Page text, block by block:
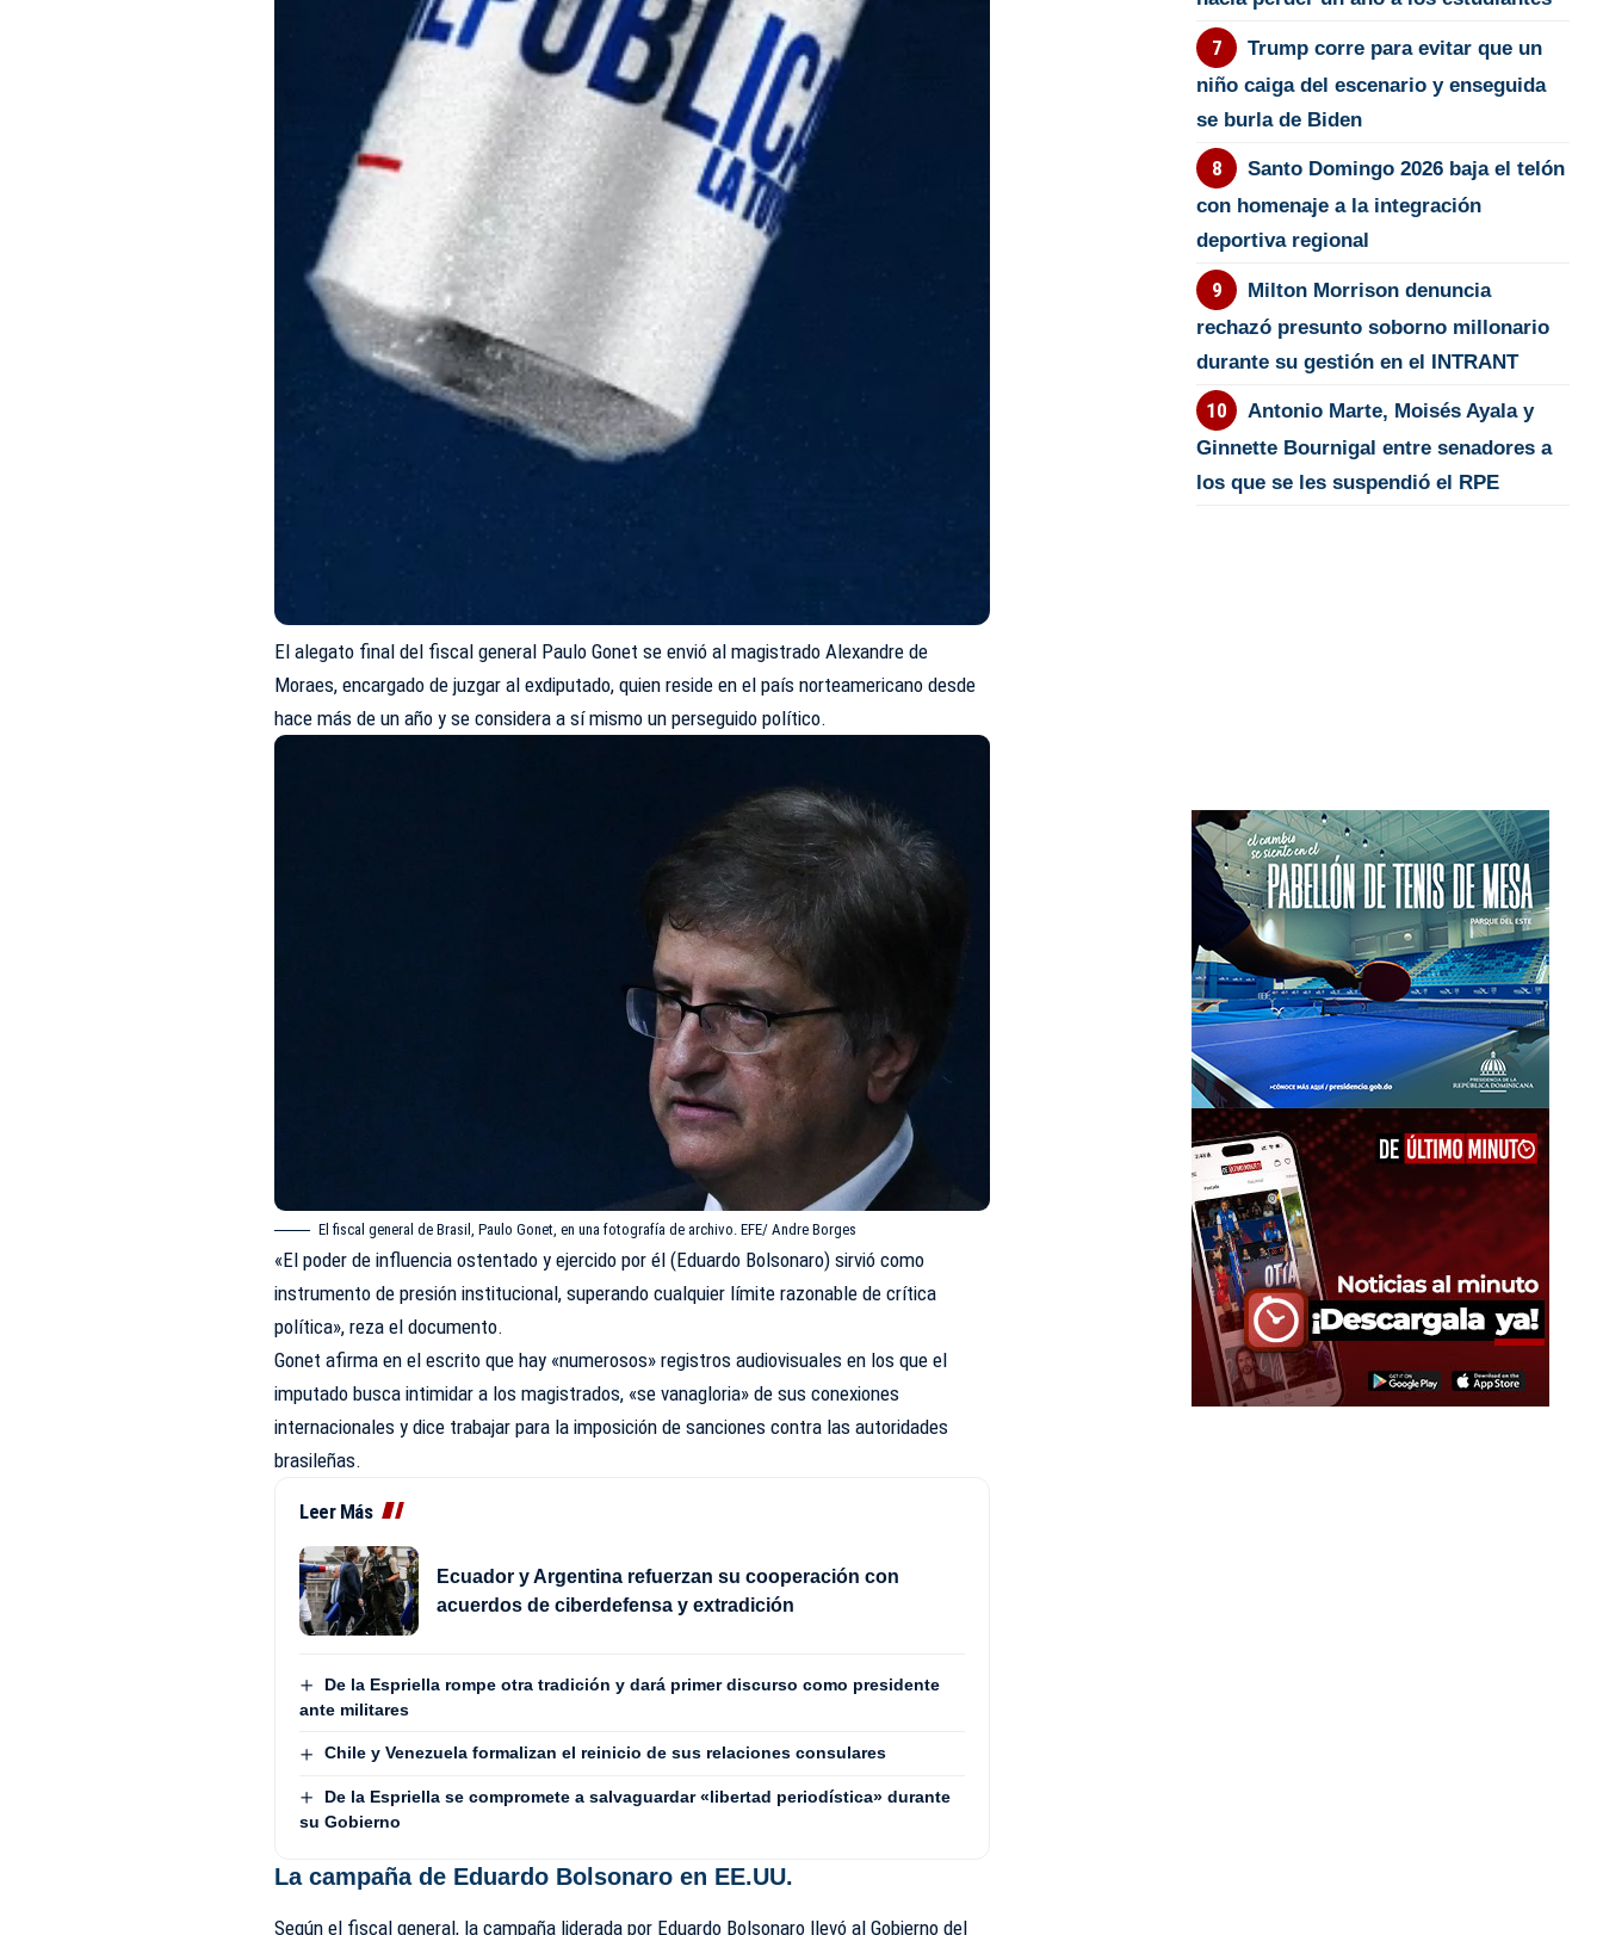
El alegato final del fiscal general Paulo Gonet se envió al magistrado Alexandre de
Moraes, encargado de juzgar al exdiputado, quien reside en el país norteamericano desde
hace más de un año y se considera a sí mismo un perseguido político.
El fiscal general de Brasil, Paulo Gonet, en una fotografía de archivo. EFE/ Andre Borges
«El poder de influencia ostentado y ejercido por él (Eduardo Bolsonaro) sirvió como
instrumento de presión institucional, superando cualquier límite razonable de crítica
política», reza el documento.
Gonet afirma en el escrito que hay «numerosos» registros audiovisuales en los queel
imputado busca intimidar a los magistrados, «se vanagloria» de sus conexiones
internacionales y dice trabajar para la imposición de sanciones contra las autoridades
brasileñas.
Leer Más
Ecuador y Argentina refuerzan su cooperación con
acuerdos de ciberdefensa y extradición
De la Espriella rompe otra tradición y dará primer discurso como presidente
ante militares
Chile y Venezuela formalizan el reinicio de sus relaciones consulares
De la Espriella se compromete a salvaguardar «libertad periodística» durante
su Gobierno
La campaña de Eduardo Bolsonaro en EE.UU.
Según el fiscal general, la campaña liderada por Eduardo Bolsonaro llevó al Gobierno del
Trump corre para evitar que un
niño caiga del escenario y enseguida
se burla de Biden
Santo Domingo 2026 baja el telón
con homenaje a la integración
deportiva regional
Milton Morrison denuncia
rechazó presunto soborno millonario
durante su gestión en el INTRANT
Antonio Marte, Moisés Ayala y
Ginnette Bournigal entre senadores a
los que se les suspendió el RPE